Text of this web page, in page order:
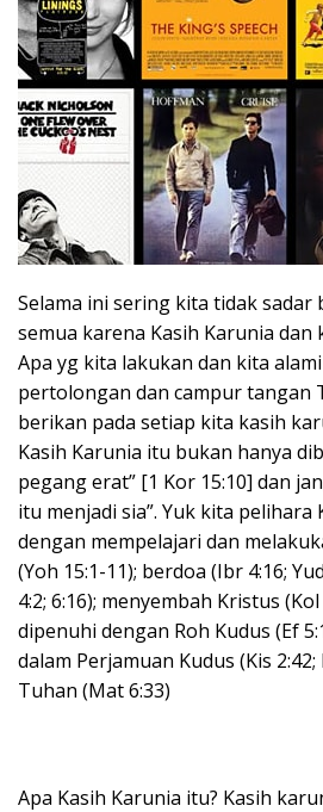
Selama ini sering kita tidak sadar
semua karena Kasih Karunia dan
Apa yg kita lakukan dan kita
pertolongan dan campur tangan
berikan pada setiap kita kasih
Kasih Karunia itu bukan hanya
pegang erat” [1 Kor 15:10] dan
itu menjadi sia”. Yuk kita pelihara
dengan mempelajari dan
(Yoh 15:1-11); berdoa (Ibr 4:16;
4:2; 6:16); menyembah Kristus
dipenuhi dengan Roh Kudus (Ef
dalam Perjamuan Kudus (Kis 2:42;
Tuhan (Mat 6:33)
Apa Kasih Karunia itu? Kasih